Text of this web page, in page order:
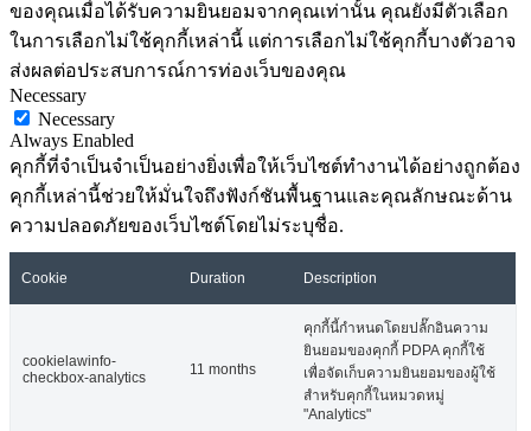
ของคุณเมื่อได้รับความยินยอมจากคุณเท่านั้น คุณยังมีตัวเลือก
ในการเลือกไม่ใช้คุกกี้เหล่านี้ แต่การเลือกไม่ใช้คุกกี้บางตัวอาจ
ส่งผลต่อประสบการณ์การท่องเว็บของคุณ
Necessary
Necessary
Always Enabled
คุกกี้ที่จำเป็นจำเป็นอย่างยิ่งเพื่อให้เว็บไซต์ทำงานได้อย่างถูกต้อง
คุกกี้เหล่านี้ช่วยให้มั่นใจถึงฟังก์ชันพื้นฐานและคุณลักษณะด้าน
ความปลอดภัยของเว็บไซต์โดยไม่ระบุชื่อ.
Cookie Duration Description
cookielawinfo-
checkbox-analytics
11 months
คุกกี้นี้กำหนดโดยปลั๊กอินความ
ยินยอมของคุกกี้ PDPA คุกกี้ใช้
เพื่อจัดเก็บความยินยอมของผู้ใช้
สำหรับคุกกี้ในหมวดหมู่
"Analytics"